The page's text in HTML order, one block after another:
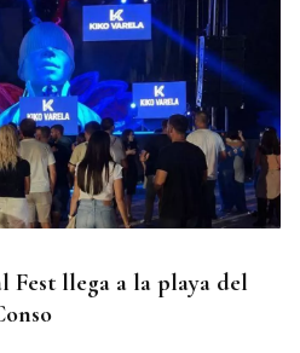
o Margarita Robles?
llega a la playa del